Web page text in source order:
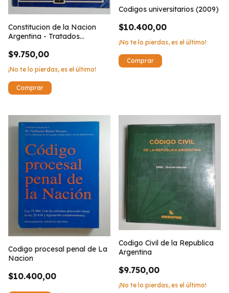
Constitucion de la Nacion
Argentina - Tratados
$9.750,00
¡No te lo pierdas, es el último!
Codigos universitarios (2009)
$10.400,00
¡No te lo pierdas, es el último!
Codigo procesal penal de La
Nacion
$10.400,00
Codigo Civil de la Republica
Argentina
$9.750,00
¡No te lo pierdas, es el último!